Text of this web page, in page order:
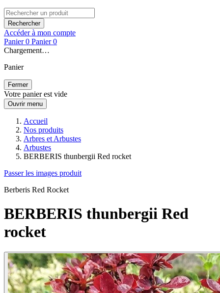
Rechercher
Accéder à mon compte
Panier 0 Panier 0
Chargement…
Panier
Fermer
Votre panier est vide
Ouvrir menu
Accueil
Nos produits
Arbres et Arbustes
Arbustes
BERBERIS thunbergii Red rocket
Passer les images produit
Berberis Red Rocket
BERBERIS thunbergii Red
rocket